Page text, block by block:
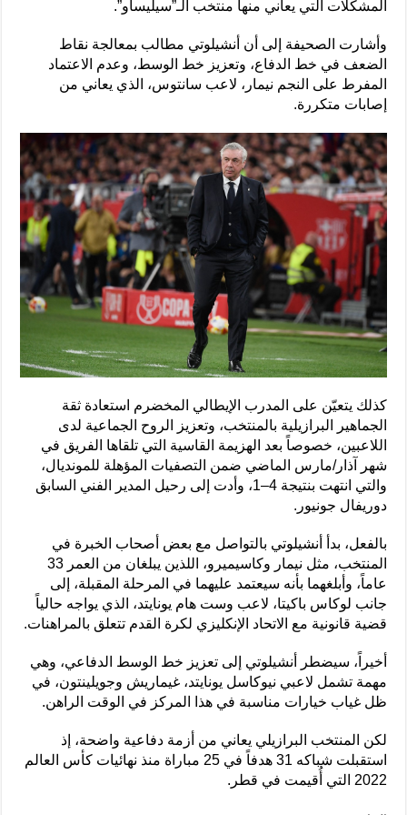
المشكلات التي يعاني منها منتخب الـ”سيليساو”.
وأشارت الصحيفة إلى أن أنشيلوتي مطالب بمعالجة نقاط
الضعف في خط الدفاع، وتعزيز خط الوسط، وعدم الاعتماد
المفرط على النجم نيمار، لاعب سانتوس، الذي يعاني من
إصابات متكررة.
كذلك يتعيّن على المدرب الإيطالي المخضرم استعادة ثقة
الجماهير البرازيلية بالمنتخب، وتعزيز الروح الجماعية لدى
اللاعبين، خصوصاً بعد الهزيمة القاسية التي تلقاها الفريق في
شهر آذار/مارس الماضي ضمن التصفيات المؤهلة للمونديال،
والتي انتهت بنتيجة 4–1، وأدت إلى رحيل المدير الفني السابق
دوريفال جونيور.
بالفعل، بدأ أنشيلوتي بالتواصل مع بعض أصحاب الخبرة في
المنتخب، مثل نيمار وكاسيميرو، اللذين يبلغان من العمر 33
عاماً، وأبلغهما بأنه سيعتمد عليهما في المرحلة المقبلة، إلى
جانب لوكاس باكيتا، لاعب وست هام يونايتد، الذي يواجه حالياً
قضية قانونية مع الاتحاد الإنكليزي لكرة القدم تتعلق بالمراهنات.
أخيراً، سيضطر أنشيلوتي إلى تعزيز خط الوسط الدفاعي، وهي
مهمة تشمل لاعبي نيوكاسل يونايتد، غيماريش وجويلينتون، في
ظل غياب خيارات مناسبة في هذا المركز في الوقت الراهن.
لكن المنتخب البرازيلي يعاني من أزمة دفاعية واضحة، إذ
استقبلت شباكه 31 هدفاً في 25 مباراة منذ نهائيات كأس العالم
2022 التي أُقيمت في قطر.